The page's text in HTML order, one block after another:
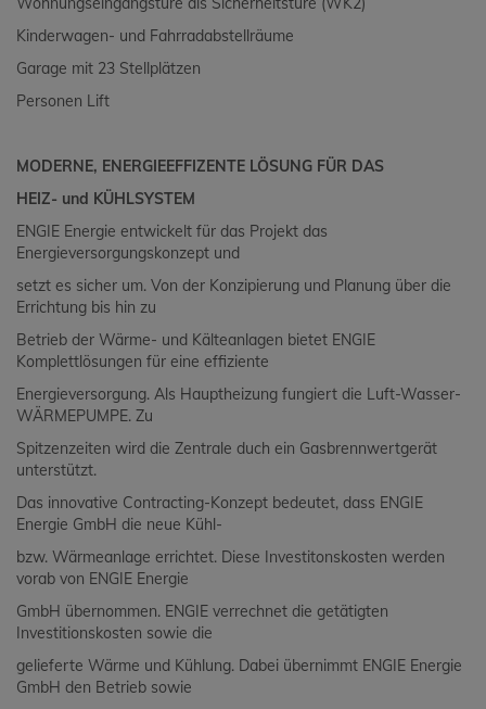
Kinderwagen- und Fahrradabstellräume
Garage mit 23 Stellplätzen
Personen Lift
MODERNE, ENERGIEEFFIZENTE LÖSUNG FÜR DAS
HEIZ- und KÜHLSYSTEM
ENGIE Energie entwickelt für das Projekt das
Energieversorgungskonzept und
setzt es sicher um. Von der Konzipierung und Planung über die
Errichtung bis hin zu
Betrieb der Wärme- und Kälteanlagen bietet ENGIE
Komplettlösungen für eine effiziente
Energieversorgung. Als Hauptheizung fungiert die Luft-Wasser-
WÄRMEPUMPE. Zu
Spitzenzeiten wird die Zentrale duch ein Gasbrennwertgerät
unterstützt.
Das innovative Contracting-Konzept bedeutet, dass ENGIE
Energie GmbH die neue Kühl-
bzw. Wärmeanlage errichtet. Diese Investitonskosten werden
vorab von ENGIE Energie
GmbH übernommen. ENGIE verrechnet die getätigten
Investitionskosten sowie die
gelieferte Wärme und Kühlung. Dabei übernimmt ENGIE Energie
GmbH den Betrieb sowie